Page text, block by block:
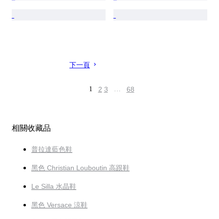
下一頁
1 2 3 … 68
相關收藏品
普拉達藍色鞋
黑色 Christian Louboutin 高跟鞋
Le Silla 水晶鞋
黑色 Versace 涼鞋